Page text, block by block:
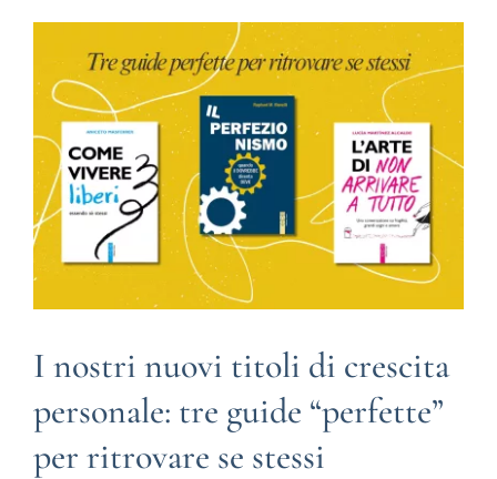
BIOGRAFIE
ATTUALITÀ
I nostri nuovi titoli di crescita
personale: tre guide “perfette”
per ritrovare se stessi